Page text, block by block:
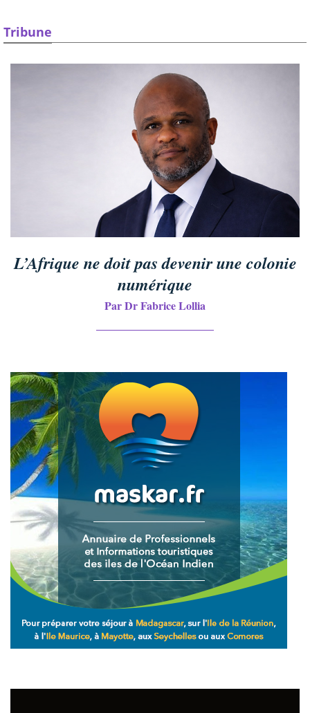
Tribune
L’Afrique ne doit pas devenir une colonie
numérique
Par Dr Fabrice Lollia